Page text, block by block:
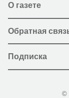
О газете
Обратная
Подписка
©